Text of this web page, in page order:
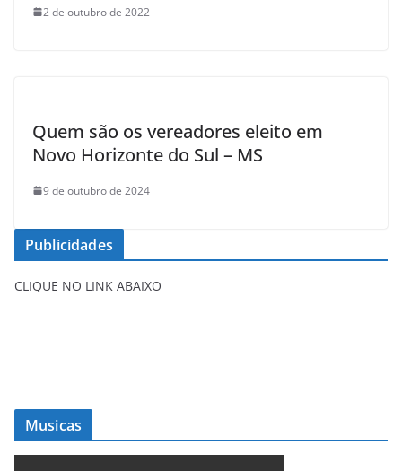
2 de outubro de 2022
Quem são os vereadores eleito em
Novo Horizonte do Sul – MS
9 de outubro de 2024
Publicidades
CLIQUE NO LINK ABAIXO
Musicas